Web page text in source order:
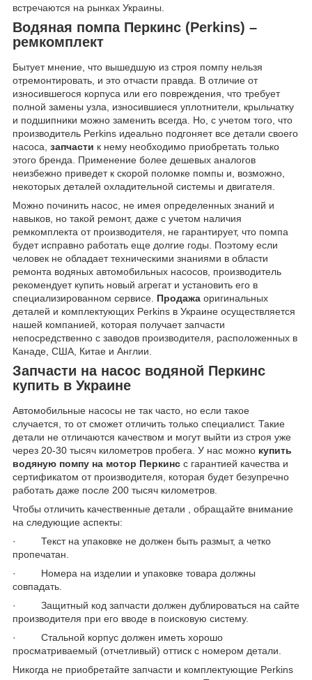
встречаются на рынках Украины.
Водяная помпа Перкинс (Perkins) –
ремкомплект
Бытует мнение, что вышедшую из строя помпу нельзя
отремонтировать, и это отчасти правда. В отличие от
износившегося корпуса или его повреждения, что требует
полной замены узла, износившиеся уплотнители, крыльчатку
и подшипники можно заменить всегда. Но, с учетом того, что
производитель Perkins идеально подгоняет все детали своего
насоса, запчасти к нему необходимо приобретать только
этого бренда. Применение более дешевых аналогов
неизбежно приведет к скорой поломке помпы и, возможно,
некоторых деталей охладительной системы и двигателя.
Можно починить насос, не имея определенных знаний и
навыков, но такой ремонт, даже с учетом наличия
ремкомплекта от производителя, не гарантирует, что помпа
будет исправно работать еще долгие годы. Поэтому если
человек не обладает техническими знаниями в области
ремонта водяных автомобильных насосов, производитель
рекомендует купить новый агрегат и установить его в
специализированном сервисе. Продажа оригинальных
деталей и комплектующих Perkins в Украине осуществляется
нашей компанией, которая получает запчасти
непосредственно с заводов производителя, расположенных в
Канаде, США, Китае и Англии.
Запчасти на насос водяной Перкинс
купить в Украине
Автомобильные насосы не так часто, но если такое
случается, то от сможет отличить только специалист. Такие
детали не отличаются качеством и могут выйти из строя уже
через 20-30 тысяч километров пробега. У нас можно купить
водяную помпу на мотор Перкинс с гарантией качества и
сертификатом от производителя, которая будет безупречно
работать даже после 200 тысяч километров.
Чтобы отличить качественные детали , обращайте внимание
на следующие аспекты:
· Текст на упаковке не должен быть размыт, а четко
пропечатан.
· Номера на изделии и упаковке товара должны
совпадать.
· Защитный код запчасти должен дублироваться на сайте
производителя при его вводе в поисковую систему.
· Стальной корпус должен иметь хорошо
просматриваемый (отчетливый) оттиск с номером детали.
Никогда не приобретайте запчасти и комплектующие Perkins